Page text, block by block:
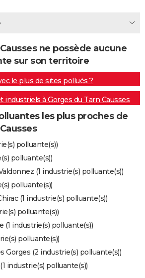
ne possède aucune
sur son territoire
le plus de sites pollués ?
industriels à Gorges du Tarn Causses
les plus proches de
polluante(s))
polluante(s))
(1 industrie(s) polluante(s))
polluante(s))
(1 industrie(s) polluante(s))
polluante(s))
(1 industrie(s) polluante(s))
polluante(s))
Gorges (2 industrie(s) polluante(s))
industrie(s) polluante(s))